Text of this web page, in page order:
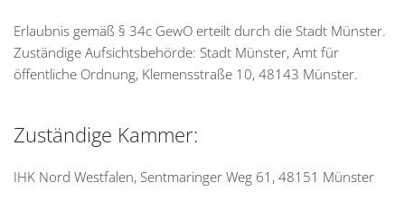
Erlaubnis gemäß § 34c GewO erteilt durch die Stadt Münster.
Zuständige Aufsichtsbehörde: Stadt Münster, Amt für
öffentliche Ordnung, Klemensstraße 10, 48143 Münster.
Zuständige Kammer:
IHK Nord Westfalen, Sentmaringer Weg 61, 48151 Münster